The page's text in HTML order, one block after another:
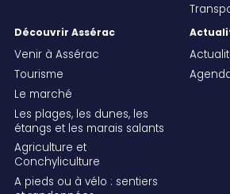
Découvrir Assérac
Venir à Assérac
Tourisme
Le marché
Les plages, les dunes, les
étangs et les marais salants
Agriculture et
Conchyliculture
A pieds ou à vélo : sentiers